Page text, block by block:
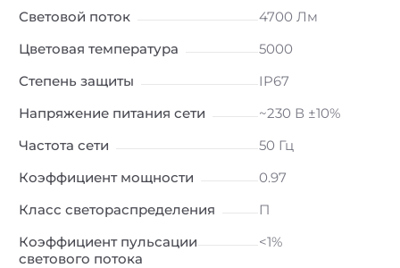
Световой поток
4700 Лм
Цветовая температура
5000
Степень защиты
IP67
Напряжение питания сети
~230 В ±10%
Частота сети
50 Гц
Коэффициент мощности
0.97
Класс светораспределения
П
Коэффициент пульсации
светового потока
<1%